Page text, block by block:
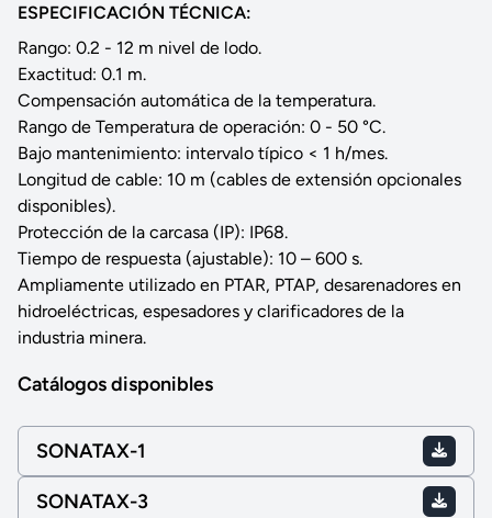
ESPECIFICACIÓN TÉCNICA:
Rango: 0.2 - 12 m nivel de lodo.
Exactitud: 0.1 m.
Compensación automática de la temperatura.
Rango de Temperatura de operación: 0 - 50 °C.
Bajo mantenimiento: intervalo típico < 1 h/mes.
Longitud de cable: 10 m (cables de extensión opcionales
disponibles).
Protección de la carcasa (IP): IP68.
Tiempo de respuesta (ajustable): 10 – 600 s.
Ampliamente utilizado en PTAR, PTAP, desarenadores en
hidroeléctricas, espesadores y clarificadores de la
industria minera.
Catálogos disponibles
SONATAX-1
SONATAX-3